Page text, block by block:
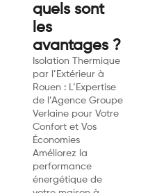
quels sont
les
avantages ?
Isolation Thermique
par l’Extérieur à
Rouen : L’Expertise
de l’Agence Groupe
Verlaine pour Votre
Confort et Vos
Économies
Améliorez la
performance
énergétique de